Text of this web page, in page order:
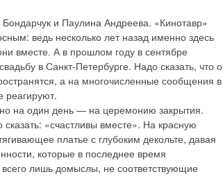
и Паулина Андреева. «Кинотавр»
ведь несколько лет назад именно здесь
вместе. А в прошлом году в сентябре
в Санкт-Петербурге. Надо сказать, что о
а на многочисленные сообщения в
реагируют.
на один день — на церемонию закрытия.
«счастливы вместе». На красную
платье с глубоким декольте, давая
которые в последнее время
лишь домыслы, не соответствующие